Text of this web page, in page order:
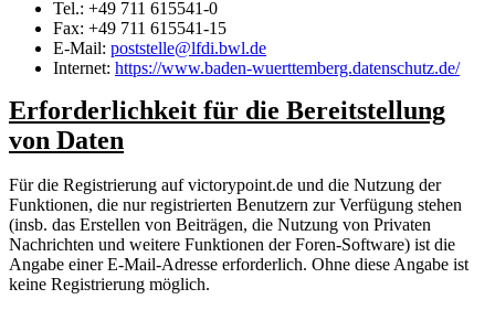
Tel.: +49 711 615541-0
Fax: +49 711 615541-15
E-Mail: poststelle@lfdi.bwl.de
Internet: https://www.baden-wuerttemberg.datenschutz.de/
Erforderlichkeit für die Bereitstellung
von Daten
Für die Registrierung auf victorypoint.de und die Nutzung der
Funktionen, die nur registrierten Benutzern zur Verfügung stehen
(insb. das Erstellen von Beiträgen, die Nutzung von Privaten
Nachrichten und weitere Funktionen der Foren-Software) ist die
Angabe einer E-Mail-Adresse erforderlich. Ohne diese Angabe ist
keine Registrierung möglich.